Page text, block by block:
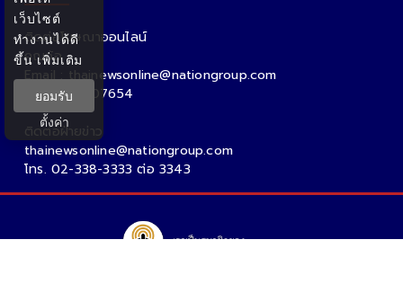
ติดต่อโฆษณาออนไลน์
คุณอ้อ
Email : thainewsonline@nationgroup.com
Tel: 0814407654
ติดต่อฝ่ายข่าว
thainewsonline@nationgroup.com
โทร. 02-338-3333 ต่อ 3343
เว็บไซต์
ทำงานได้ดี
ขึ้นเพิ่มเติม
ยอมรับ
ตั้งค่า